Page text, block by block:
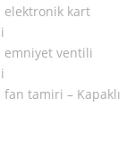
elektronik kart
emniyet ventili
tamiri – Kapaklı